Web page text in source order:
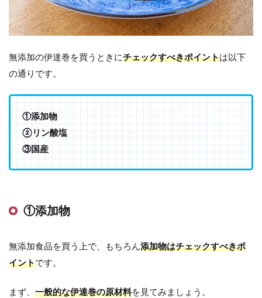
無添加の伊達巻を買うときにチェックすべきポイントは以下
の通りです。
①添加物
②リン酸塩
③国産
①添加物
無添加食品を買う上で、もちろん添加物はチェックすべきポ
イントです。
まず、 一般的な伊達巻の原材料を見てみましょう。